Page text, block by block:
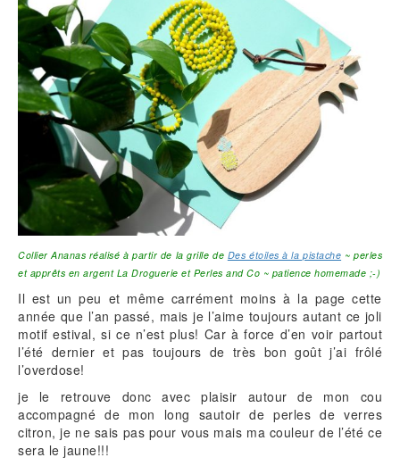
Collier Ananas réalisé à partir de la grille de Des étoiles à la pistache ~ perles
et apprêts en argent La Droguerie et Perles and Co ~ patience homemade ;-)
Il est un peu et même carrément moins à la page cette
année que l’an passé, mais je l’aime toujours autant ce joli
motif estival, si ce n’est plus! Car à force d’en voir partout
l’été dernier et pas toujours de très bon goût j’ai frôlé
l’overdose!
je le retrouve donc avec plaisir autour de mon cou
accompagné de mon long sautoir de perles de verres
citron, je ne sais pas pour vous mais ma couleur de l’été ce
sera le jaune!!!